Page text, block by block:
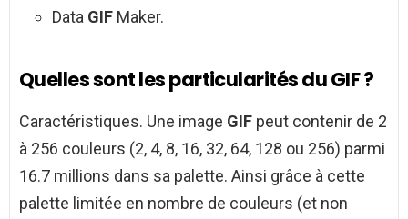
Data GIF Maker.
Quelles sont les particularités du GIF ?
Caractéristiques. Une image GIF peut contenir de 2
à 256 couleurs (2, 4, 8, 16, 32, 64, 128 ou 256) parmi
16.7 millions dans sa palette. Ainsi grâce à cette
palette limitée en nombre de couleurs (et non